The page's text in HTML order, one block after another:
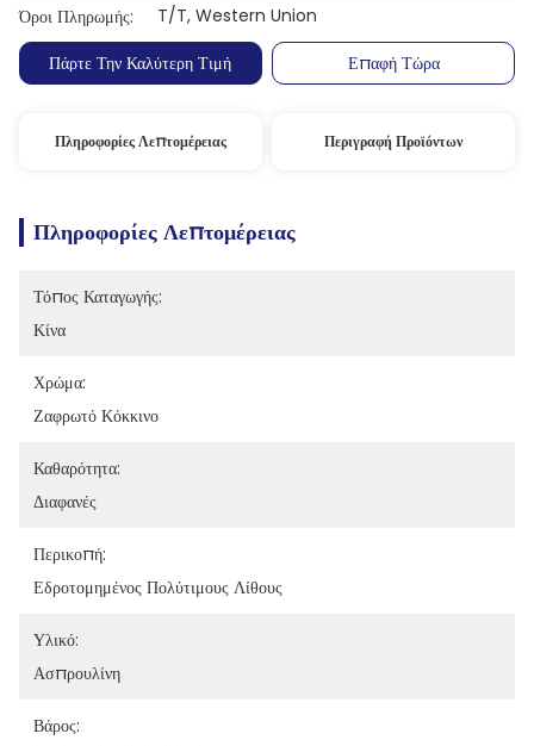
Όροι Πληρωμής:
T/T, Western Union
Πάρτε Την Καλύτερη Τιμή
Επαφή Τώρα
Πληροφορίες Λεπτομέρειας Περιγραφή Προϊόντων
Πληροφορίες Λεπτομέρειας
Τόπος Καταγωγής:
Κίνα
Χρώμα:
Ζαφρωτό Κόκκινο
Καθαρότητα:
Διαφανές
Περικοπή:
Εδροτομημένος Πολύτιμους Λίθους
Υλικό:
Ασπρουλίνη
Βάρος: